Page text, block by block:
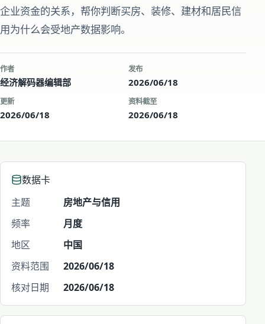
企业资金的关系，帮你判断买房、装修、建材和居民信
用为什么会受地产数据影响。
作者
经济解码器编辑部
发布
2026/06/18
更新
2026/06/18
资料截至
2026/06/18
数据卡
主题
房地产与信用
频率
月度
地区
中国
资料范围
2026/06/18
核对日期
2026/06/18